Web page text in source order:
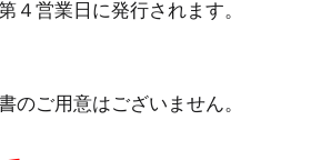
４営業日に発行されます。
のご用意はございません。